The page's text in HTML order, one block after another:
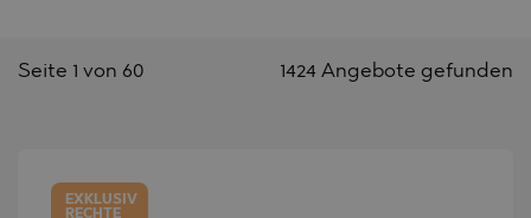
1424 Angebote gefunden
Seite 1 von 60
EXKLUSIV
RECHTE